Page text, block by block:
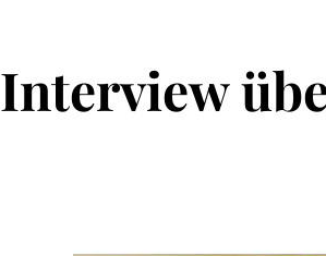
Interview